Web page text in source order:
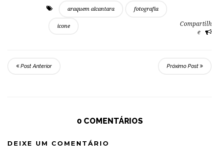
araquem alcantara fotografia
icone
Compartilh
e
Post Anterior Próximo Post
0 COMENTÁRIOS
DEIXE UM COMENTÁRIO